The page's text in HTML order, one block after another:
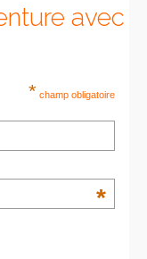
avec
* champ obligatoire
*